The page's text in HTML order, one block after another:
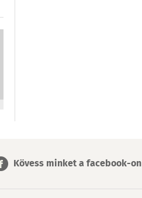
Kövess minket a facebook-on